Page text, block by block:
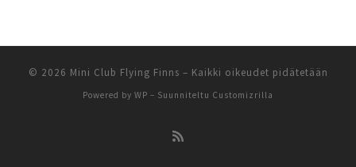
© 2026 Mini Club Flying Finns – Kaikki oikeudet pidätetään
Powered by WP – Suunniteltu Customizrilla